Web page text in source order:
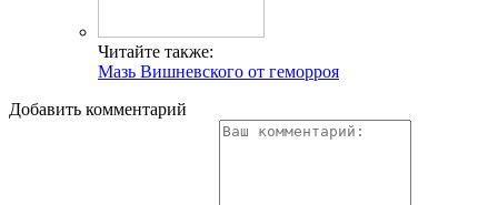
Читайте также:
Мазь Вишневского от геморроя
Добавить комментарий